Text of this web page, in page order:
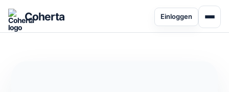
Coherta Einloggen